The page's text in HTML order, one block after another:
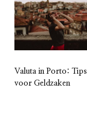
Valuta in Porto: Tips
voor Geldzaken